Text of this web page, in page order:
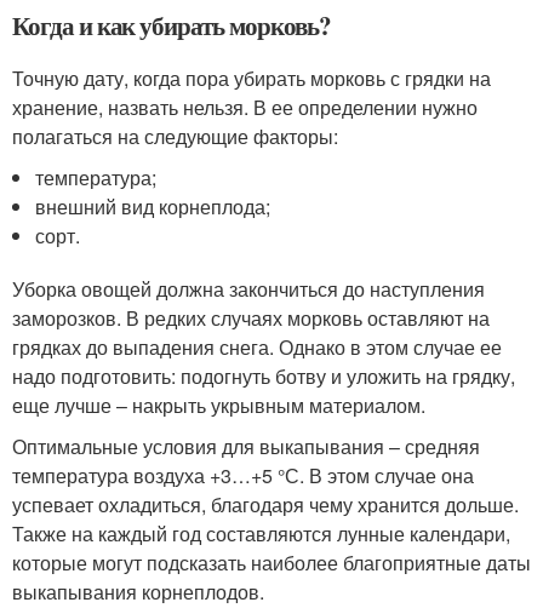
Когда и как убирать морковь?
Точную дату, когда пора убирать морковь с грядки на
хранение, назвать нельзя. В ее определении нужно
полагаться на следующие факторы:
температура;
внешний вид корнеплода;
сорт.
Уборка овощей должна закончиться до наступления
заморозков. В редких случаях морковь оставляют на
грядках до выпадения снега. Однако в этом случае ее
надо подготовить: подогнуть ботву и уложить на грядку,
еще лучше – накрыть укрывным материалом.
Оптимальные условия для выкапывания – средняя
температура воздуха +3…+5 °С. В этом случае она
успевает охладиться, благодаря чему хранится дольше.
Также на каждый год составляются лунные календари,
которые могут подсказать наиболее благоприятные даты
выкапывания корнеплодов.